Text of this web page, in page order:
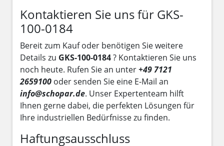
Kontaktieren Sie uns für GKS-
100-0184
Bereit zum Kauf oder benötigen Sie weitere
Details zu GKS-100-0184? Kontaktieren Sie uns
noch heute. Rufen Sie an unter+49 7121
2659100 oder senden Sie eine E-Mail an
info@schopar.de. Unser Expertenteam hilft
Ihnen gerne dabei, die perfekten Lösungen für
Ihre industriellen Bedürfnisse zu finden.
Haftungsausschluss